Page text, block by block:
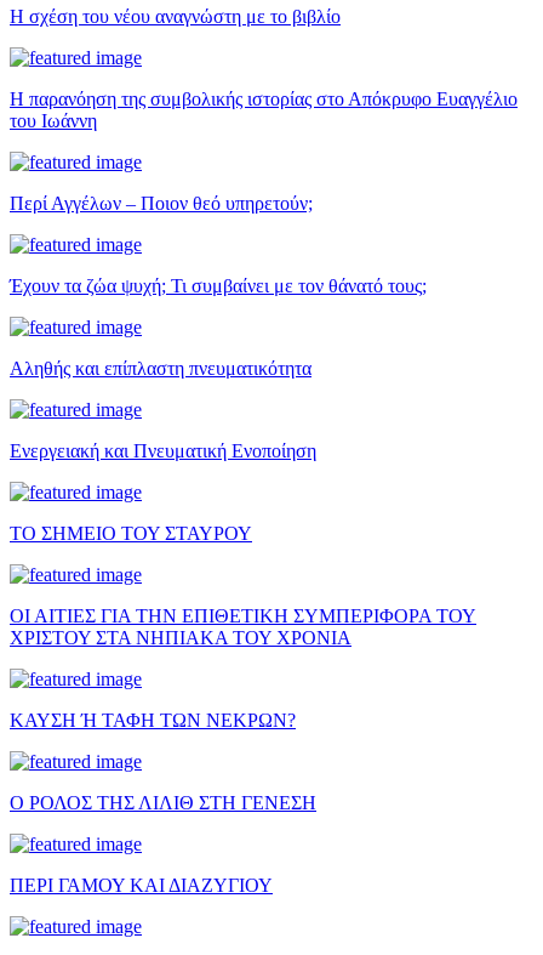
Η σχέση του νέου αναγνώστη με το βιβλίο
Η παρανόηση της συμβολικής ιστορίας στο Απόκρυφο Ευαγγέλιο
του Ιωάννη
Περί Αγγέλων – Ποιον θεό υπηρετούν;
Έχουν τα ζώα ψυχή; Τι συμβαίνει με τον θάνατό τους;
Αληθής και επίπλαστη πνευματικότητα
Ενεργειακή και Πνευματική Ενοποίηση
ΤΟ ΣΗΜΕΙΟ ΤΟΥ ΣΤΑΥΡΟΥ
ΟΙ ΑΙΤΙΕΣ ΓΙΑ ΤΗΝ ΕΠΙΘΕΤΙΚΗ ΣΥΜΠΕΡΙΦΟΡΑ ΤΟΥ
ΧΡΙΣΤΟΥ ΣΤΑ ΝΗΠΙΑΚΑ ΤΟΥ ΧΡΟΝΙΑ
ΚΑΥΣΗ Ή ΤΑΦΗ ΤΩΝ ΝΕΚΡΩΝ?
Ο ΡΟΛΟΣ ΤΗΣ ΛΙΛΙΘ ΣΤΗ ΓΕΝΕΣΗ
ΠΕΡΙ ΓΑΜΟΥ ΚΑΙ ΔΙΑΖΥΓΙΟΥ